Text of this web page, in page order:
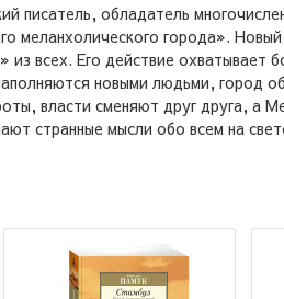
писатель, обладатель
меланхолического города».
из всех. Его действие
новыми людьми, город
власти сменяют друг друга, а
странные мысли обо всем на